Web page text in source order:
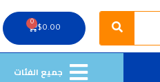
Search
$0.00
0
Cart
جميع الفئات